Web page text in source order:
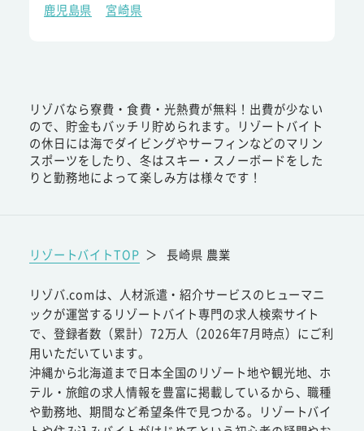
鹿児島県
宮崎県
リゾバなら寮費・食費・光熱費が無料！出費が少ない
ので、貯金もバッチリ貯められます。リゾートバイト
の休日には海でダイビングやサーフィンなどのマリン
スポーツをしたり、冬はスキー・スノーボードをした
りと勤務地によって楽しみ方は様々です！
リゾートバイトTOP ＞ 長崎県 農業
リゾバ.comは、人材派遣・紹介サービスのヒューマニ
ックが運営するリゾートバイト専門の求人検索サイト
で、登録者数（累計）72万人（2026年7月時点）にご利
用いただいています。
沖縄から北海道まで日本全国のリゾート地や観光地、ホ
テル・旅館の求人情報を豊富に掲載しているから、職種
や勤務地、期間など希望条件で見つかる。リゾートバイ